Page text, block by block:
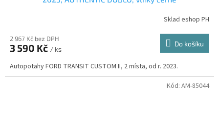
Sklad eshop PH
2 967 Kč bez DPH
3 590 Kč / ks
Do košíku
Autopotahy FORD TRANSIT CUSTOM II, 2 místa, od r. 2023.
Kód: AM-85044